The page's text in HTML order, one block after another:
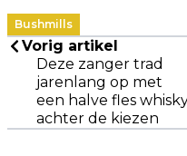
Bushmills
Vorig artikel
Deze zanger trad
jarenlang op met
een halve fles
achter de kiezen